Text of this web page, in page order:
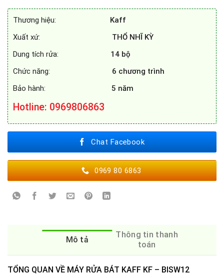
Thương hiệu:
Kaff
Xuất xứ: THỔ NHĨ KỲ
Dung tích rửa: 14 bộ
Chức năng: 6 chương trình
Bảo hành: 5 năm
Hotline: 0969806863
Chat Facebook
0969 80 6863
Mô tả
Thông tin thanh
toán
TỔNG QUAN VỀ MÁY RỬA BÁT KAFF KF – BISW12